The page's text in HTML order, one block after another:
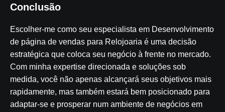
Conclusão
Escolher-me como seu especialista em Desenvolvimento
de página de vendas para Relojoaria é uma decisão
estratégica que coloca seu negócio à frente no mercado.
Com minha expertise direcionada e soluções sob
medida, você não apenas alcançará seus objetivos mais
rapidamente, mas também estará bem posicionado para
adaptar-se e prosperar num ambiente de negócios em